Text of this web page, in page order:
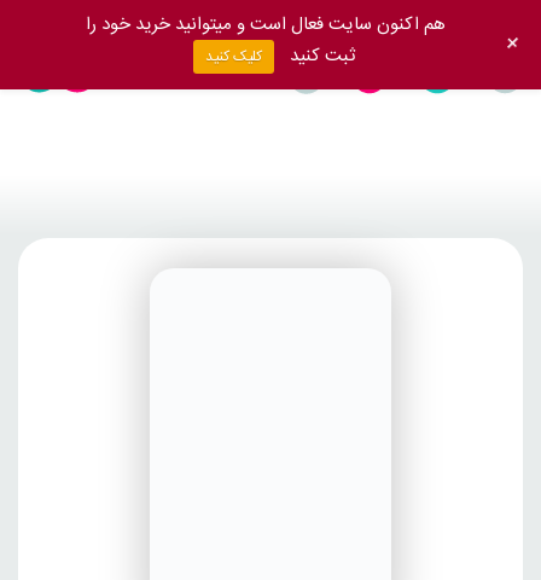
هم اکنون سایت فعال است و میتوانید خرید خود را
ثبت کنید
کلیک کنید +